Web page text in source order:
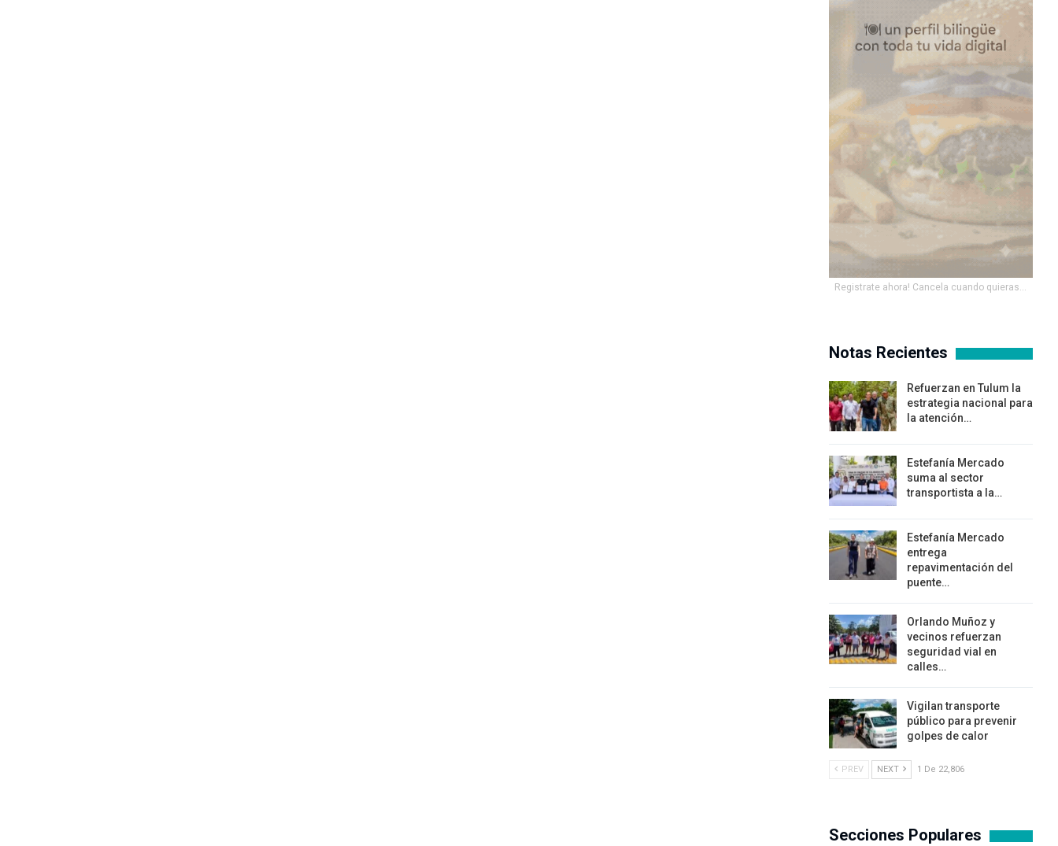
Registrate ahora! Cancela cuando quieras...
Notas Recientes
Refuerzan en Tulum la
estrategia nacional para
la atención…
Estefanía Mercado
suma al sector
transportista a la…
Estefanía Mercado
entrega
repavimentación del
puente…
Orlando Muñoz y
vecinos refuerzan
seguridad vial en
calles…
Vigilan transporte
público para prevenir
golpes de calor
PREV NEXT 1 De 22,806
Secciones Populares